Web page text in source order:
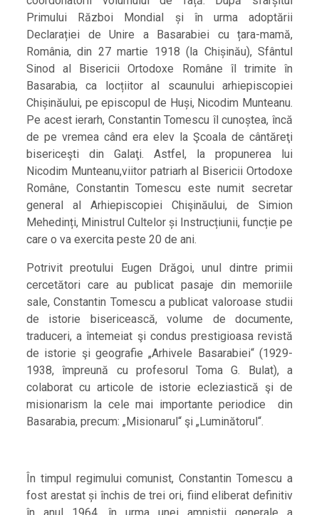
Primului Război Mondial și în urma adoptării
Declarației de Unire a Basarabiei cu țara-mamă,
România, din 27 martie 1918 (la Chișinău), Sfântul
Sinod al Bisericii Ortodoxe Române îl trimite în
Basarabia, ca locțiitor al scaunului arhiepiscopiei
Chișinăului, pe episcopul de Huși, Nicodim Munteanu.
Pe acest ierarh, Constantin Tomescu îl cunoștea, încă
de pe vremea când era elev la Şcoala de cântăreţi
bisericeşti din Galaţi. Astfel, la propunerea lui
Nicodim Munteanu,viitor patriarh al Bisericii Ortodoxe
Române, Constantin Tomescu este numit secretar
general al Arhiepiscopiei Chişinăului, de Simion
Mehedinți, Ministrul Cultelor și Instrucțiunii, funcție pe
care o va exercita peste 20 de ani.
Potrivit preotului Eugen Drăgoi, unul dintre primii
cercetători care au publicat pasaje din memoriile
sale, Constantin Tomescu a publicat valoroase studii
de istorie bisericească, volume de documente,
traduceri, a întemeiat şi condus prestigioasa revistă
de istorie şi geografie „Arhivele Basarabiei“ (1929-
1938, împreună cu profesorul Toma G. Bulat), a
colaborat cu articole de istorie ecleziastică şi de
misionarism la cele mai importante periodice din
Basarabia, precum: „Misionarul“ şi „Luminătorul“.
În timpul regimului comunist, Constantin Tomescu a
fost arestat și închis de trei ori, fiind eliberat definitiv